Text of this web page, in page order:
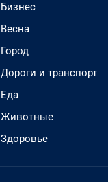
Бизнес
Весна
Город
Дороги и транспорт
Еда
Животные
Здоровье